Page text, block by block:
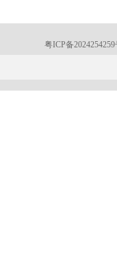
粤ICP备